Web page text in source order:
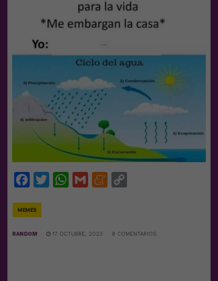
Facebook
Twitter
WhatsApp
GmailMeneame
MEMES
RANDOM 17 OCTUBRE, 2023 8 COMENTARIOS